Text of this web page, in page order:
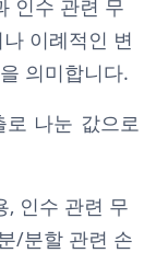
인수 관련 무
이례적인 변
의미합니다.
나눈 값으로
, 인수 관련 무
/분할 관련 손